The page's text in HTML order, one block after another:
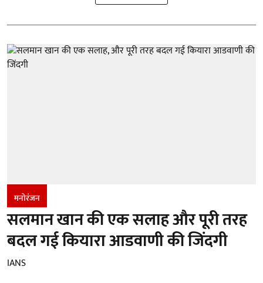
मनोरंजन
सलमान खान की एक सलाह और पूरी तरह
बदल गई कियारा आडवाणी की जिंदगी
IANS